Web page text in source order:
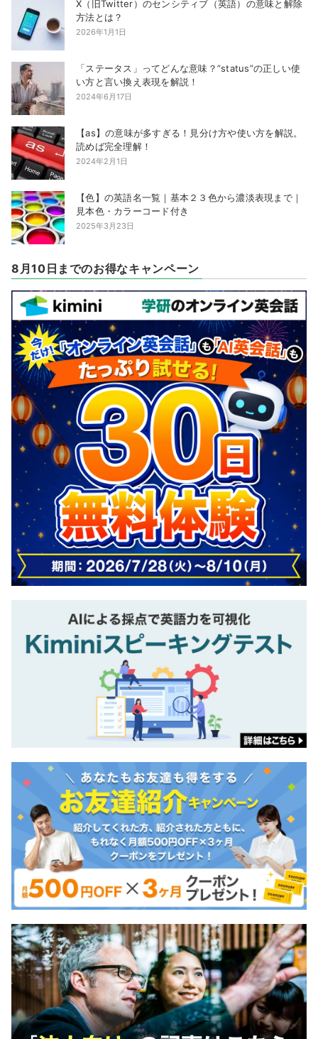
X（旧Twitter）のセンシティブ（英語）の意味と解除
方法とは？
2026年1月1日
「ステータス」ってどんな意味？”status”の正しい使
い方と言い換え表現を解説！
2024年6月17日
【as】の意味が多すぎる！見分け方や使い方を解説。
読めば完全理解！
2024年2月1日
【色】の英語名一覧｜基本２３色から濃淡表現まで｜
見本色・カラーコード付き
2025年3月23日
8月10日までのお得なキャンペーン